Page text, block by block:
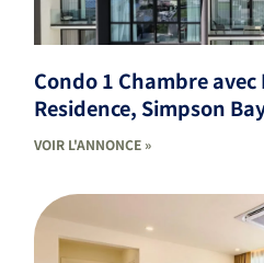
Condo 1 Chambre
Residence, Simpson
VOIR L'ANNONCE »